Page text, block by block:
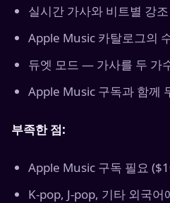
실시간 가사와 비트별 강조
Apple Music 카탈로그의
듀엣 모드 — 가사를 두 가
Apple Music 구독과 함께
부족한 점:
Apple Music 구독 필요
K-pop, J-pop, 기타 외국